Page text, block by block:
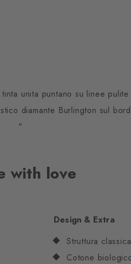
unita puntano su linee
diamante Burlington sul
"
with love
Design & Extra
Struttura
Cotone